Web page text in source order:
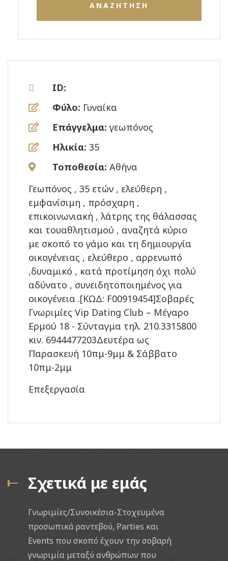
ΑΝΑΖΗΤΗΣΗ
ID:
Φύλο: Γυναίκα
Επάγγελμα: γεωπόνος
Ηλικία: 35
Τοποθεσία: Αθήνα
Γεωπόνος , 35 ετών , ελεύθερη ,
εμφανίσιμη , πρόσχαρη ,
επικοινωνιακή , λάτρης της θάλασσας
και τουαθλητισμού , αναζητά κύριο
με σκοπό το γάμο και τη δημιουργία
οικογένειας , ελεύθερο , αρρενωπό
,δυναμικό , κατά προτίμηση όχι πολύ
αδύνατο , συνειδητοποιημένος για
οικογένεια .[ΚΩΔ: F00919454]Σοβαρές
Γνωριμίες Vip Dating Club – Μέγαρο
Ερμού 18 - Σύνταγμα τηλ. 210.3315800
κιν. 6944477203Δευτέρα ως
Παρασκευή 10πμ-9μμ & Σάββατο
10πμ-2μμ
Επεξεργασία
Σχετικά με εμάς
Γνωριμίες/Συνοικέσια-Στοχευμένα
προσωπικά ραντεβού, Parties και
Events που σκοπό έχουν την σοβαρή
γνωριμία μεταξύ ανθρώπων που